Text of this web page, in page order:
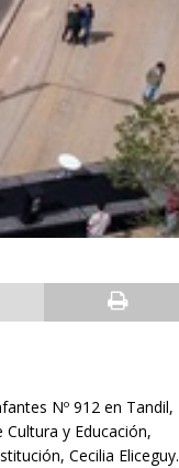
Nº 912 en Tandil,
y Educación,
Cecilia Eliceguy.